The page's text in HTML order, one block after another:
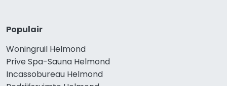
Populair
Woningruil Helmond
Prive Spa-Sauna Helmond
Incassobureau Helmond